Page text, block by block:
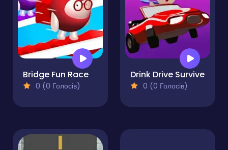
Bridge Fun Race
0 (0 Голосів)
Drink Drive Survive
0 (0 Голосів)